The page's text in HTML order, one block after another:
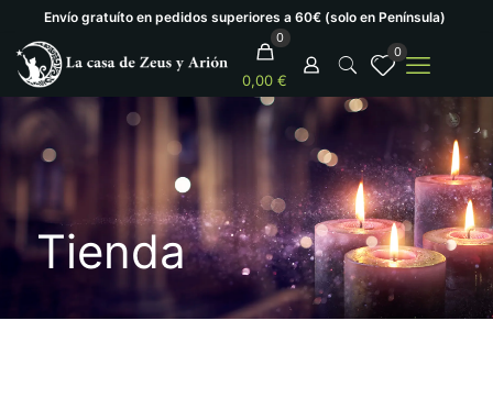
Envío gratuíto en pedidos superiores a 60€ (solo en Península)
0
0,00 €
0
Tienda